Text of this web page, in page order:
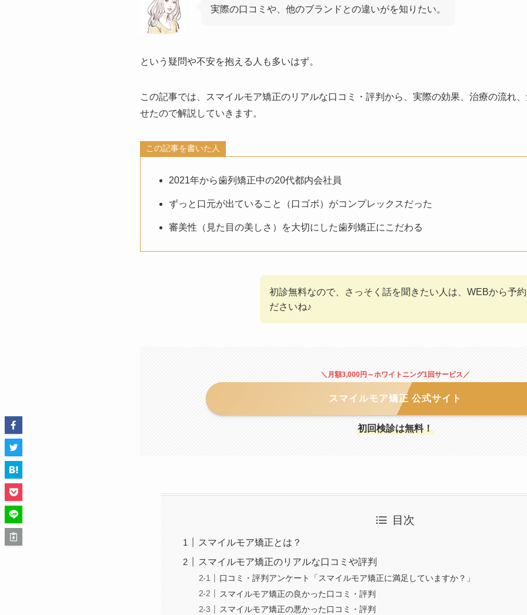
実際の口コミや、他のブランドとの違いがを知りたい。
という疑問や不安を抱える人も多いはず。
この記事では、スマイルモア矯正のリアルな口コミ・評判から、実際の効果、治療の流れ
せたので解説していきます。
この記事を書いた人
2021年から歯列矯正中の20代都内会社員
ずっと口元が出ていること（口ゴボ）がコンプレックスだった
審美性（見た目の美しさ）を大切にした歯列矯正にこだわる
初診無料なので、さっそく話を聞きたい人は、WEBから予
ださいね♪
＼ 月額3,000円～ ホワイトニング1回サービス／
スマイルモア矯正 公式サイト
初回検診は無料！
目次
スマイルモア矯正とは？
スマイルモア矯正のリアルな口コミや評判
口コミ・評判アンケート「スマイルモア矯正に満足していますか？」
スマイルモア矯正の良かった口コミ・評判
スマイルモア矯正の悪かった口コミ・評判